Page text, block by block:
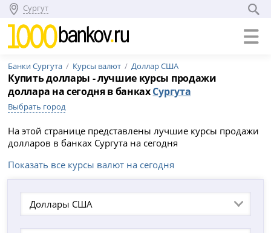
Сургут
Банки Сургута Курсы валют Доллар США
Купить доллары - лучшие курсы продажи
доллара на сегодня в банкахСургута
Выбрать город
На этой странице представлены лучшие курсы продажи
долларов в банках Сургута на сегодня
Показать все курсы валют на сегодня
Доллары США